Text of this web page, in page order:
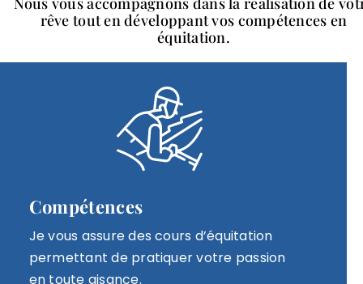
rêve tout en développant vos compétences en
équitation.
Compétences
Je vous assure des cours d’équitation
permettant de pratiquer votre passion
en toute aisance.